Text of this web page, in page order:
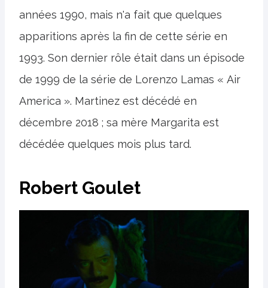
années 1990, mais n'a fait que quelques
apparitions après la fin de cette série en
1993. Son dernier rôle était dans un épisode
de 1999 de la série de Lorenzo Lamas « Air
America ». Martinez est décédé en
décembre 2018 ; sa mère Margarita est
décédée quelques mois plus tard.
Robert Goulet